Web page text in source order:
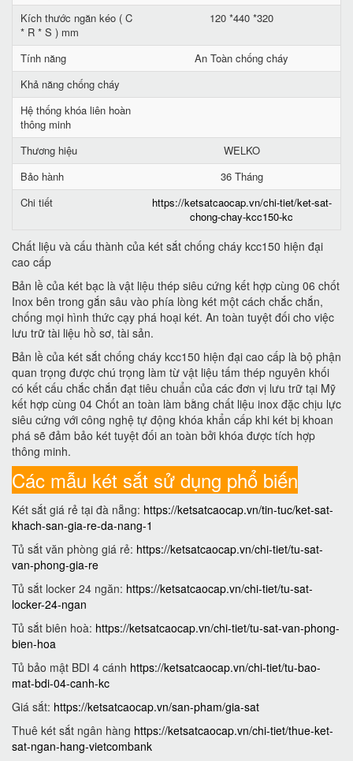
Kích thước ngăn kéo ( C
* R * S ) mm
120 *440 *320
Tính năng
An Toàn chống cháy
Khả năng chống cháy
Hệ thống khóa liên hoàn
thông minh
Thương hiệu
WELKO
Bảo hành
36 Tháng
Chi tiết
https://ketsatcaocap.vn/chi-tiet/ket-sat-
chong-chay-kcc150-kc
Chất liệu và cấu thành của két sắt chống cháy kcc150 hiện đại
cao cấp
Bản lề của két bạc là vật liệu thép siêu cứng kết hợp cùng 06 chốt
Inox bên trong gắn sâu vào phía lòng két một cách chắc chắn,
chống mọi hình thức cạy phá hoại két. An toàn tuyệt đối cho việc
lưu trữ tài liệu hồ sơ, tài sản.
Bản lề của két sắt chống cháy kcc150 hiện đại cao cấp là bộ phận
quan trọng được chú trọng làm từ vật liệu tấm thép nguyên khối
có kết cấu chắc chắn đạt tiêu chuẩn của các đơn vị lưu trữ tại Mỹ
kết hợp cùng 04 Chốt an toàn làm bằng chất liệu inox đặc chịu lực
siêu cứng với công nghệ tự động khóa khẩn cấp khi két bị khoan
phá sẽ đảm bảo két tuyệt đối an toàn bởi khóa được tích hợp
thông minh.
Các mẫu két sắt sử dụng phổ biến
Két sắt giá rẻ tại đà nẵng: https://ketsatcaocap.vn/tin-tuc/ket-sat-
khach-san-gia-re-da-nang-1
Tủ sắt văn phòng giá rẻ: https://ketsatcaocap.vn/chi-tiet/tu-sat-
van-phong-gia-re
Tủ sắt locker 24 ngăn: https://ketsatcaocap.vn/chi-tiet/tu-sat-
locker-24-ngan
Tủ sắt biên hoà: https://ketsatcaocap.vn/chi-tiet/tu-sat-van-phong-
bien-hoa
Tủ bảo mật BDI 4 cánh https://ketsatcaocap.vn/chi-tiet/tu-bao-
mat-bdi-04-canh-kc
Giá sắt: https://ketsatcaocap.vn/san-pham/gia-sat
Thuê két sắt ngân hàng https://ketsatcaocap.vn/chi-tiet/thue-ket-
sat-ngan-hang-vietcombank